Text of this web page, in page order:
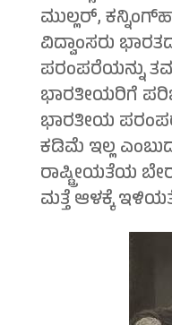
ಮುಲ್ಲರ್,
ವಿದ್ವಾಂಸರು
ಪರಂಪರೆಯನ್ನು
ಭಾರತೀಯರಿಗೆ
ಭಾರತೀಯ
ಕಡಿಮೆ ಇಲ್ಲ
ರಾಷ್ಟ್ರೀಯತೆಯ
ಮತ್ತೆ ಆಳಕ್ಕೆ